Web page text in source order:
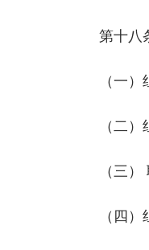
第十八条
（一）组
（二）组
（三）
（四）组